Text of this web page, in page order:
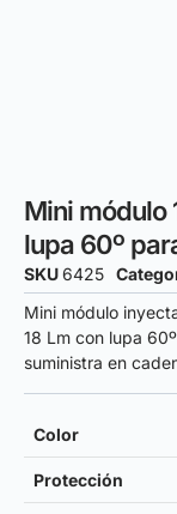
Mini módulo
lupa 60º
SKU6425
Mini módulo
18 Lm con lupa
suministra en
Color
Protección